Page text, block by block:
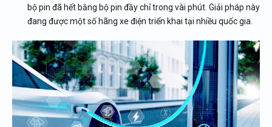
bộ pin đã hết bằng bộ pin đầy chỉ trong vài phút. Giải pháp này
đang được một số hãng xe điện triển khai tại nhiều quốc gia.